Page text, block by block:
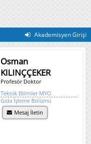
Akademisyen Girişi
Osman
KILINÇÇEKER
Profesör Doktor
Teknik Bilimler MYO
Gıda İşleme Bölümü
Mesaj İletin